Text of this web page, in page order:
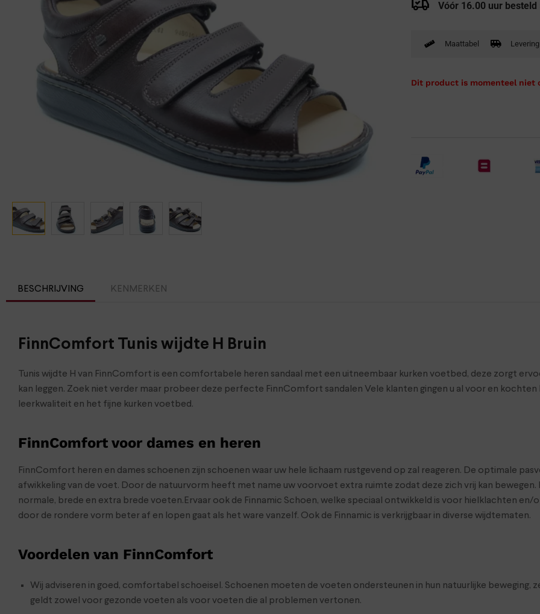
Pantoffels
Verbandschoenen (externe website)
Lowa Vóór 16.00 uur
Maattabel
Dit product is momenteel niet
BESCHRIJVING KENMERKEN
FinnComfort Tunis wijdte H Bruin
Tunis wijdte H van FinnComfort is een comfortabele heren sandaal met een uitneembaar kurken voetbed, deze zorgt
kan leggen. Zoek niet verder maar probeer deze perfecte FinnComfort sandalen Vele klanten gingen u al voor en
leerkwaliteit en het fijne kurken voetbed.
FinnComfort voor dames en heren
FinnComfort heren en dames schoenen zijn schoenen waar uw hele lichaam rustgevend op zal reageren. De optimale
afwikkeling van de voet. Door de natuurvorm heeft met name uw voorvoet extra ruimte zodat deze zich vrij kan
normale, brede en extra brede voeten.Ervaar ook de Finnamic Schoen, welke speciaal ontwikkeld is voor hielklachten
door de rondere vorm beter af en lopen gaat als het ware vanzelf. Ook de Finnamic is verkrijgbaar in diverse wijdtematen.
Voordelen van FinnComfort
Wij adviseren in goed, comfortabel schoeisel. Schoenen moeten de voeten ondersteunen in hun natuurlijke beweging,
geldt zowel voor gezonde voeten als voor voeten die al problemen vertonen.